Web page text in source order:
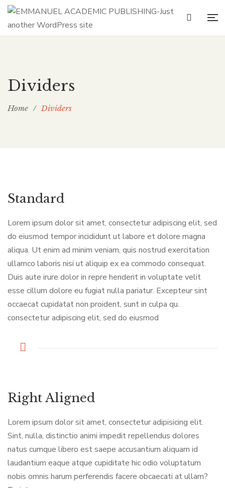
Dividers
Home / Dividers
Standard
Lorem ipsum dolor sit amet, consectetur adipiscing elit, sed
do eiusmod tempor incididunt ut labore et dolore magna
aliqua. Ut enim ad minim veniam, quis nostrud exercitation
ullamco laboris nisi ut aliquip ex ea commodo consequat.
Duis aute irure dolor in repre henderit in voluptate velit
esse cillum dolore eu fugiat nulla pariatur. Excepteur sint
occaecat cupidatat non proident, sunt in culpa qu.
consectetur adipiscing elit, sed do eiusmod
Right Aligned
Lorem ipsum dolor sit amet, consectetur adipisicing elit.
Sint, nulla, distinctio animi impedit repellendus dolores
natus cumque libero est saepe accusantium aliquam id
laudantium eaque atque cupiditate hic odio voluptatum
nobis omnis harum perferendis facere obcaecati at ullam?